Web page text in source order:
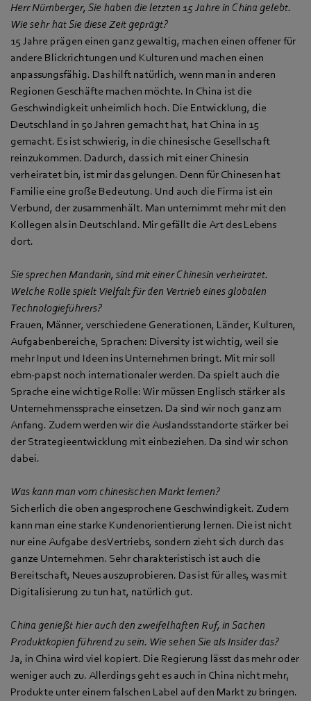
Herr Nürnberger, Sie haben die letzten 15 Jahre in China gelebt.
Wie sehr hat Sie diese Zeit geprägt?
15 Jahre prägen einen ganz gewaltig, machen einen offener für
andere Blickrichtungen und Kulturen und machen einen
anpassungsfähig. Das hilft natürlich, wenn man in anderen
Regionen Geschäfte machen möchte. In China ist die
Geschwindigkeit unheimlich hoch. Die Entwicklung, die
Deutschland in 50 Jahren gemacht hat, hat China in 15
gemacht. Es ist schwierig, in die chinesische Gesellschaft
reinzukommen. Dadurch, dass ich mit einer Chinesin
verheiratet bin, ist mir das gelungen. Denn für Chinesen hat
Familie eine große Bedeutung. Und auch die Firma ist ein
Verbund, der zusammenhält. Man unternimmt mehr mit den
Kollegen als in Deutschland. Mir gefällt die Art des Lebens
dort.
Sie sprechen Mandarin, sind mit einer Chinesin verheiratet.
Welche Rolle spielt Vielfalt für den Vertrieb eines globalen
Technologieführers?
Frauen, Männer, verschiedene Generationen, Länder, Kulturen,
Aufgabenbereiche, Sprachen: Diversity ist wichtig, weil sie
mehr Input und Ideen ins Unternehmen bringt. Mit mir soll
ebm‑papst noch internationaler werden. Da spielt auch die
Sprache eine wichtige Rolle: Wir müssen Englisch stärker als
Unternehmenssprache einsetzen. Da sind wir noch ganz am
Anfang. Zudem werden wir die Auslandsstandorte stärker bei
der Strategieentwicklung mit einbeziehen. Da sind wir schon
dabei.
Was kann man vom chinesischen Markt lernen?
Sicherlich die oben angesprochene Geschwindigkeit. Zudem
kann man eine starke Kundenorientierung lernen. Die ist nicht
nur eine Aufgabe des Vertriebs, sondern zieht sich durch das
ganze Unternehmen. Sehr charakteristisch ist auch die
Bereitschaft, Neues auszuprobieren. Das ist für alles, was mit
Digitalisierung zu tun hat, natürlich gut.
China genießt hier auch den zweifelhaften Ruf, in Sachen
Produktkopien führend zu sein. Wie sehen Sie als Insider das?
Ja, in China wird viel kopiert. Die Regierung lässt das mehr oder
weniger auch zu. Allerdings geht es auch in China nicht mehr,
Produkte unter einem falschen Label auf den Markt zu bringen.